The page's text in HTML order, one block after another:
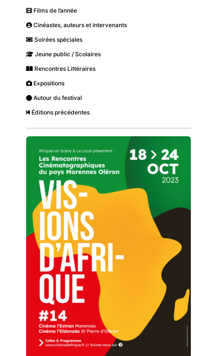
Films de l’année
Cinéastes, auteurs et intervenants
Soirées spéciales
Jeune public / Scolaires
Rencontres Littéraires
Expositions
Autour du festival
Éditions précédentes